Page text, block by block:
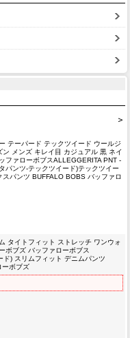
>
テーパード テックツイード ウールジ
メンズ キレイ目 カジュアル 黒 ネイ
ファローボブスALLEGGERITA PNT -
パンツ-テックツイード)テックツイー
スパンツ BUFFALO BOBS バッファロ
タイトフィット ストレッチ ワンウォ
ボブズ バッファローボブス
ド) スリムフィット デニムパンツ
ーボブズ